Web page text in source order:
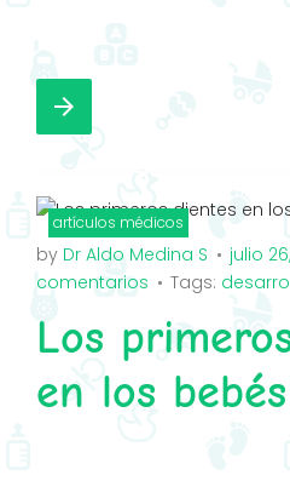
a
c
b
o
o
k
w
i
t
e
r
o
o
l
e
+
n
s
a
g
r
a
m
arrow_forward
artículos médicos
by Dr Aldo Medina S julio
comentarios
Tags:
Los
en los bebés